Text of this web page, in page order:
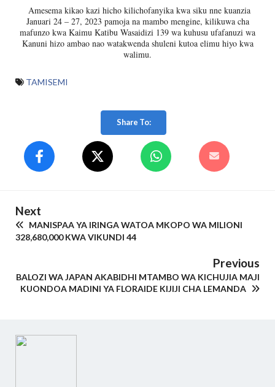
Amesema kikao kazi hicho kilichofanyika kwa siku nne kuanzia
Januari 24 – 27, 2023 pamoja na mambo mengine, kilikuwa cha
mafunzo kwa Kaimu Katibu Wasaidizi 139 wa kuhusu ufafanuzi wa
Kanuni hizo ambao nao watakwenda shuleni kutoa elimu hiyo kwa
walimu.
TAMISEMI
Share To:
Next
MANISPAA YA IRINGA WATOA MKOPO WA MILIONI
328,680,000 KWA VIKUNDI 44
Previous
BALOZI WA JAPAN AKABIDHI MTAMBO WA KICHUJIA MAJI
KUONDOA MADINI YA FLORAIDE KIJIJI CHA LEMANDA